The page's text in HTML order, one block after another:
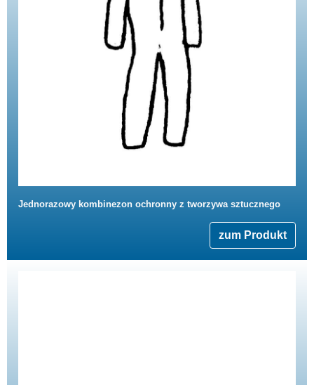
Jednorazowy kombinezon ochronny z tworzywa sztucznego
zum Produkt